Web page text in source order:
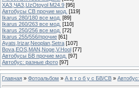
ХАЗ,ЧАЗ,UzOtoyol M24.9 [95]
Автобусы СВ прочие мод. [119]
Ikarus 280/180 все мод. [89]
Ikarus 260/263 все мод. [110]
Ikarus 250/256 все мод. [72]
Ikarus 255/556/прочие [61]
Ayats,Irizar,Neoplan,Setra [107]
Bova,EOS,MAN,Noge,V.Hool [77]
Автобусы БВ прочие мод. [97]
Автобус: разные фото [97]
Главная » Фотоальбом » А в т о б у с БВ/СВ »